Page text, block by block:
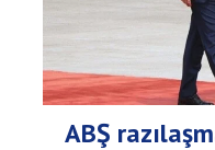
ABŞ